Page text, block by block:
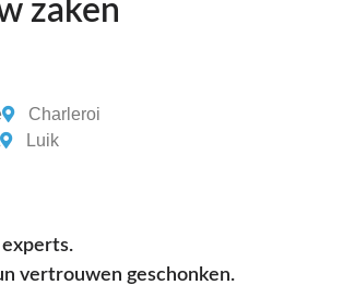
zaken
Charleroi
Luik
vertrouwen geschonken.